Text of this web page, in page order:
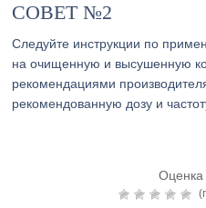
СОВЕТ №2
Следуйте инструкции по
на очищенную и высушенную
рекомендациями
рекомендованную дозу и
Оценка